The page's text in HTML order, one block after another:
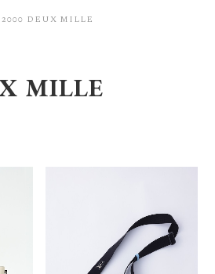
2000 DEUX MILLE
MILLE